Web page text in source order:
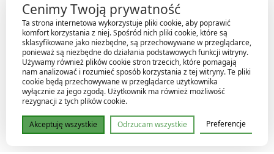
✔️ zwiększona zawartośćfosforu i potasu
✔️ obniżony poziom azotu (dopasowany do kwitnienia)
✔️ zawierakwasy humusowe, fulwowe i krzemowe
✔️ chelaty mikroelementów dla lepszej absorpcji
✔️ stabilizatory pH – mniej korekt
Efekty stosowania
Cenimy Twoją prywatność
Ta strona internetowa wykorzystuje pliki cookie, aby poprawić
komfort korzystania z niej. Spośród nich pliki cookie, które są
sklasyfikowane jako niezbędne, są przechowywane w przeglądarce,
ponieważ są niezbędne do działania podstawowych funkcji witryny.
Używamy również plików cookie stron trzecich, które pomagają
nam analizować i rozumieć sposób korzystania z tej witryny. Te pliki
cookie będą przechowywane w przeglądarce użytkownika
wyłącznie za jego zgodą. Użytkownik ma również możliwość
rezygnacji z tych plików cookie.
Akceptuję wszystkie Odrzucam wszystkie Preferencje